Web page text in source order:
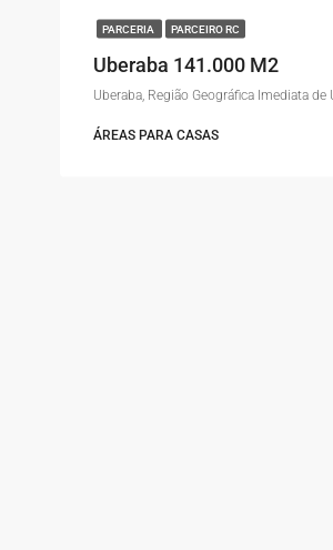
PARCERIA PARCEIRO RC
Uberaba 141.000 M2
ÁREAS PARA CASAS